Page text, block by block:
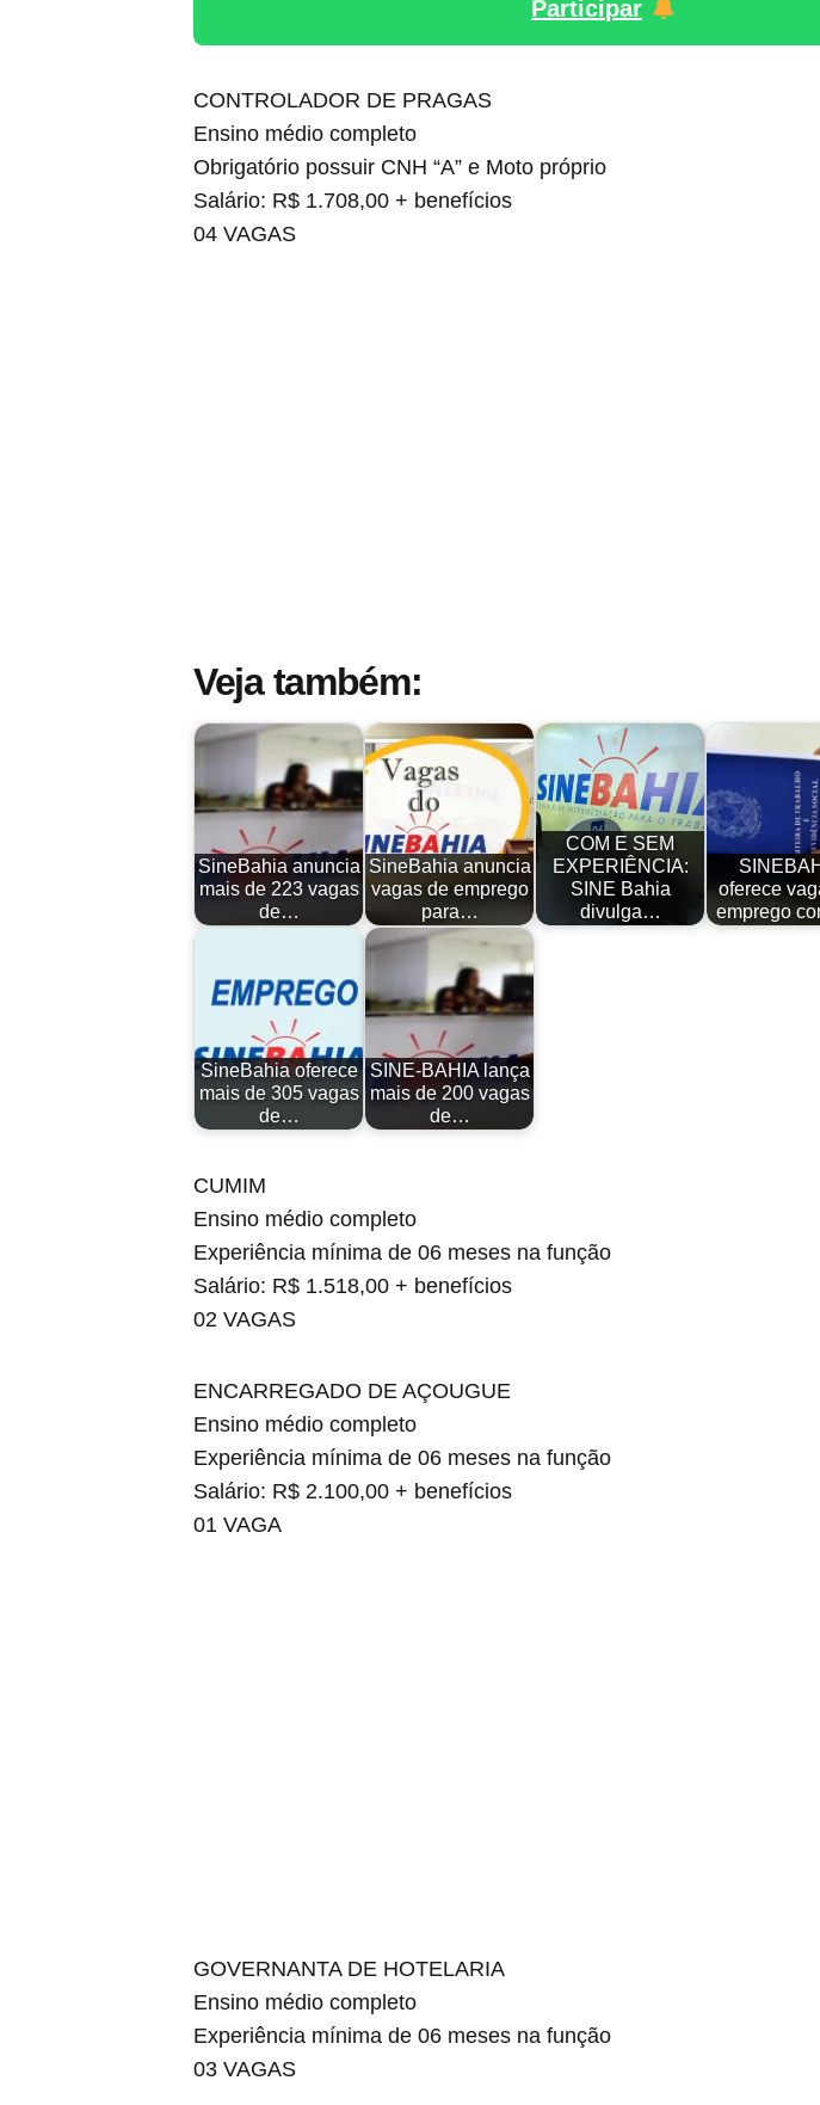
Participar
CONTROLADOR DE PRAGAS
Ensino médio completo
Obrigatório possuir CNH “A” e Moto próprio
Salário: R$ 1.708,00 + benefícios
04 VAGAS
Veja também:
SineBahia anuncia
mais de 223 vagas
de…
SineBahia anuncia
vagas de emprego
para…
COM E SEM
EXPERIÊNCIA:
SINE Bahia
divulga…
oferece
emprego
SineBahia oferece
mais de 305 vagas
de…
SINE-BAHIA lança
mais de 200 vagas
de…
CUMIM
Ensino médio completo
Experiência mínima de 06 meses na função
Salário: R$ 1.518,00 + benefícios
02 VAGAS
ENCARREGADO DE AÇOUGUE
Ensino médio completo
Experiência mínima de 06 meses na função
Salário: R$ 2.100,00 + benefícios
01 VAGA
GOVERNANTA DE HOTELARIA
Ensino médio completo
Experiência mínima de 06 meses na função
03 VAGAS